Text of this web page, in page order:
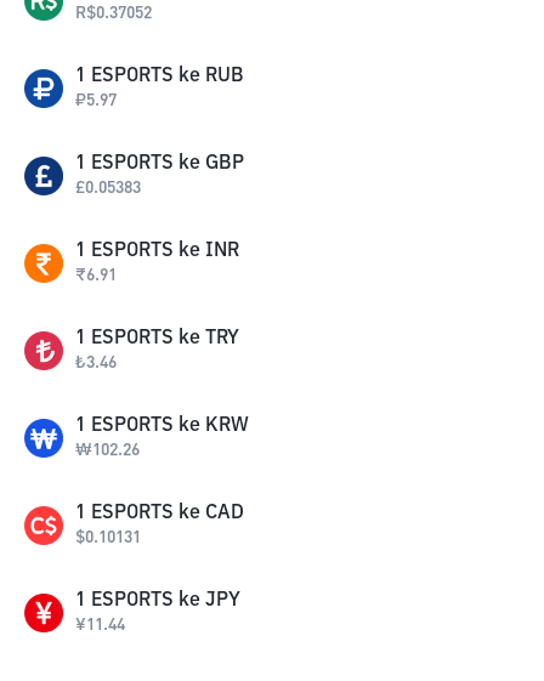
R$0.37052
1 ESPORTS ke RUB
₽5.97
1 ESPORTS ke GBP
£0.05383
1 ESPORTS ke INR
₹6.91
1 ESPORTS ke TRY
₺3.46
1 ESPORTS ke KRW
₩102.26
1 ESPORTS ke CAD
$0.10131
1 ESPORTS ke JPY
¥11.44